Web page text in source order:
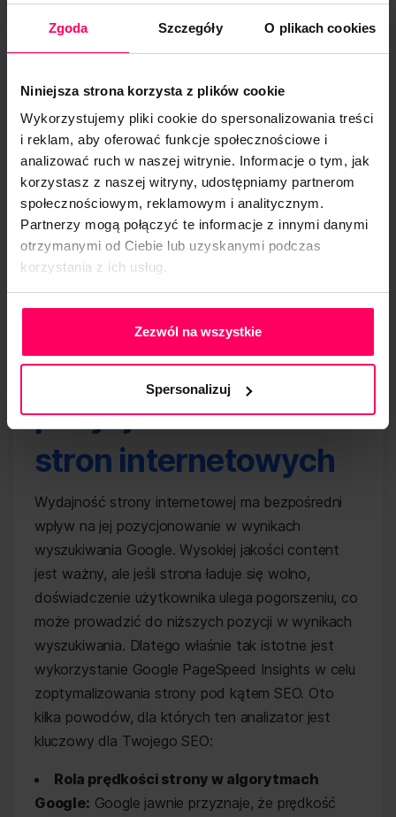
Zgoda Szczegóły O plikach cookies
Niniejsza strona korzysta z plików cookie
Wykorzystujemy pliki cookie do spersonalizowania treści
i reklam, aby oferować funkcje społecznościowe i
analizować ruch w naszej witrynie. Informacje o tym, jak
korzystasz z naszej witryny, udostępniamy partnerom
społecznościowym, reklamowym i analitycznym.
Partnerzy mogą połączyć te informacje z innymi danymi
otrzymanymi od Ciebie lub uzyskanymi podczas
korzystania z ich usług.
Polityka Prywatności
Zezwól na wszystkie
Spersonalizuj
dostępna dla użytkownika podczas ładowania. Im
niższy wynik, tym lepsza wydajność strony.
Total Blocking Time (TBT)– metryka, która
ocenia całkowity czas blokowania interakcji na
stronie, wynikający z długotrwałych zadań
JavaScript. Krótki TBT oznacza, że użytkownik
nie doświadcza opóźnień w interakcji z witryną z
powodu przetwarzania skryptów.
Google PageSpeed
Insights a
pozycjonowanie
stron internetowych
Wydajność strony internetowej ma bezpośredni
wpływ na jej pozycjonowanie w wynikach
wyszukiwania Google. Wysokiej jakości content
jest ważny, ale jeśli strona ładuje się wolno,
doświadczenie użytkownika ulega pogorszeniu, co
może prowadzić do niższych pozycji w wynikach
wyszukiwania. Dlatego właśnie tak istotne jest
wykorzystanie Google PageSpeed Insights w celu
zoptymalizowania strony pod kątem SEO. Oto
kilka powodów, dla których ten analizator jest
kluczowy dla Twojego SEO:
Rola prędkości strony w algorytmach
Google: Google jawnie przyznaje, że prędkość